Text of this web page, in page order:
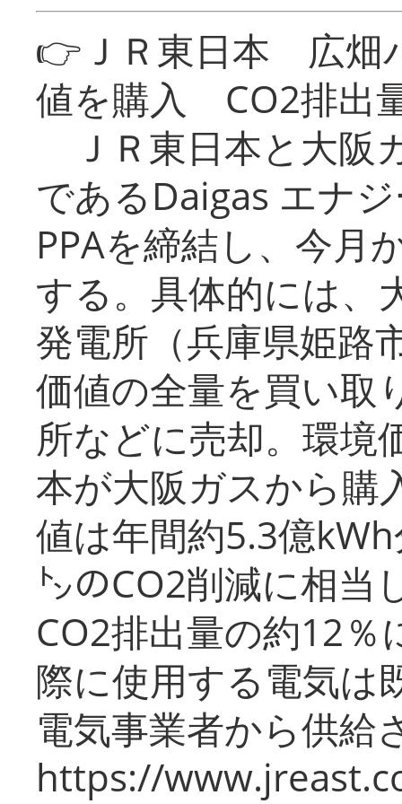
👉ＪＲ東日本 広畑
値を購入 CO2排出
ＪＲ東日本と大阪
であるDaigas エナ
PPAを締結し、今月
する。具体的には、
発電所（兵庫県姫路
価値の全量を買い取
所などに売却。環境
本が大阪ガスから購
値は年間約5.3億
㌧のCO2削減に相当
CO2排出量の約12％
際に使用する電気は
電気事業者から供給
https://